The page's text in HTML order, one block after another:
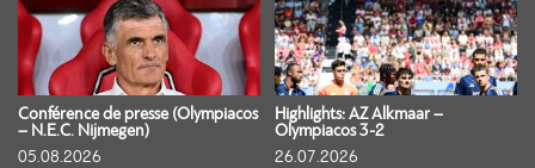
Conférence de presse (Olympiacos
– N.E.C. Nijmegen)
05.08.2026
Highlights: AZ Alkmaar –
Olympiacos 3-2
26.07.2026